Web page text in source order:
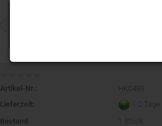
Artikel-Nr.:
HK0489
Lieferzeit:
1-2 Tage
Bestand:
Stück